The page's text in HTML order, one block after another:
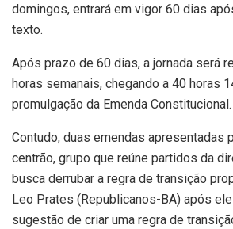
domingos, entrará em vigor 60 dias
texto.
Após prazo de 60 dias, a jornada será
horas semanais, chegando a 40 horas
promulgação da Emenda Constitucional.
Contudo, duas emendas apresentadas
centrão, grupo que reúne partidos da
busca derrubar a regra de transição
Leo Prates (Republicanos-BA) após
sugestão de criar uma regra de